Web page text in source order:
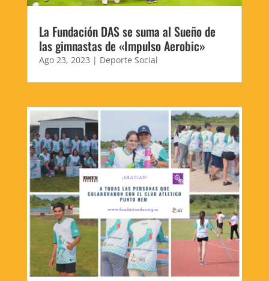
La Fundación DAS se suma al Sueño de
las gimnastas de «Impulso Aerobic»
Ago 23, 2023 | Deporte Social